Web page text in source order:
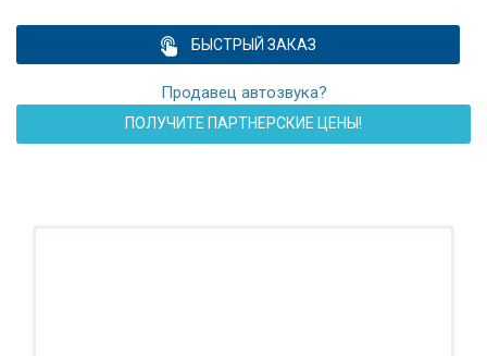
БЫСТРЫЙ ЗАКАЗ
Продавец автозвука?
ПОЛУЧИТЕ ПАРТНЕРСКИЕ ЦЕНЫ!